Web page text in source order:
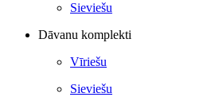
Sieviešu
Dāvanu komplekti
Vīriešu
Sieviešu